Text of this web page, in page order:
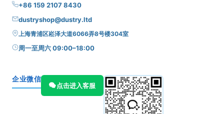
+86 159 2107 8430
dustryshop@dustry.ltd
上海青浦区崧泽大道6066弄8号楼304室
周一至周六 09:00–18:00
企业微信
点击进入客服